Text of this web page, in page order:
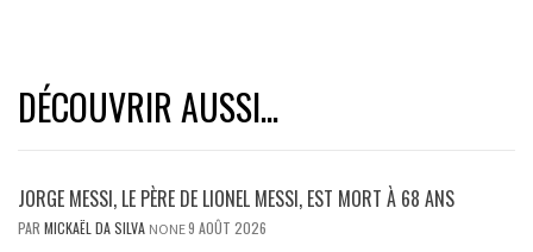
DÉCOUVRIR AUSSI...
JORGE MESSI, LE PÈRE DE LIONEL MESSI, EST MORT À 68 ANS
PAR MICKAËL DA SILVA NONE9 AOÛT 2026